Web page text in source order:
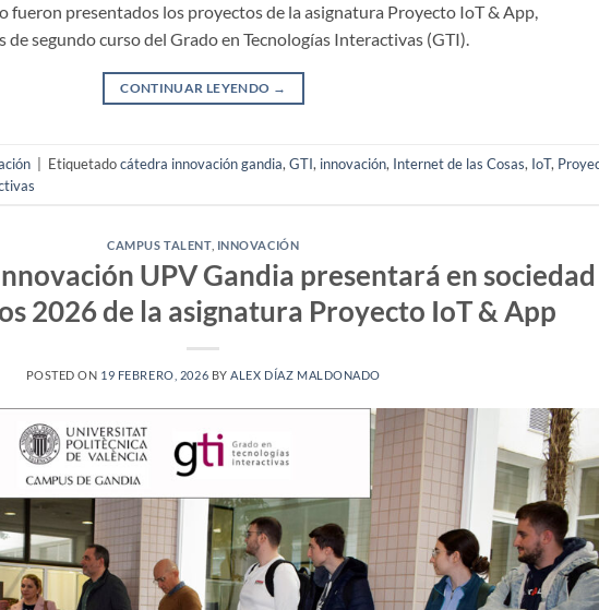
fueron presentados los proyectos de la asignatura Proyecto IoT & App,
segundo curso del Grado en Tecnologías Interactivas (GTI).
CONTINUAR LEYENDO →
Etiquetadocátedra innovación gandia, GTI, innovación, Internet de las Cosas, IoT,
CAMPUS TALENT, INNOVACIÓN
UPV Gandia presentará en sociedad
2026 de la asignatura Proyecto IoT & App
POSTED ON 19 FEBRERO, 2026 BYALEX DÍAZ MALDONADO